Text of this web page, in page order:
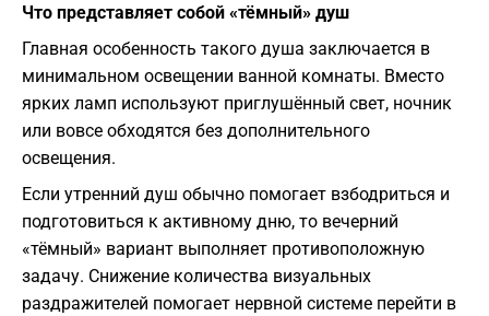
Что представляет собой «тёмный» душ
Главная особенность такого душа заключается в
минимальном освещении ванной комнаты. Вместо
ярких ламп используют приглушённый свет, ночник
или вовсе обходятся без дополнительного
освещения.
Если утренний душ обычно помогает взбодриться и
подготовиться к активному дню, то вечерний
«тёмный» вариант выполняет противоположную
задачу. Снижение количества визуальных
раздражителей помогает нервной системе перейти в